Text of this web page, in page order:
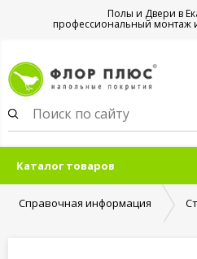
Полы и Двери в
профессиональный монтаж
Каталог товаров
Справочная информация